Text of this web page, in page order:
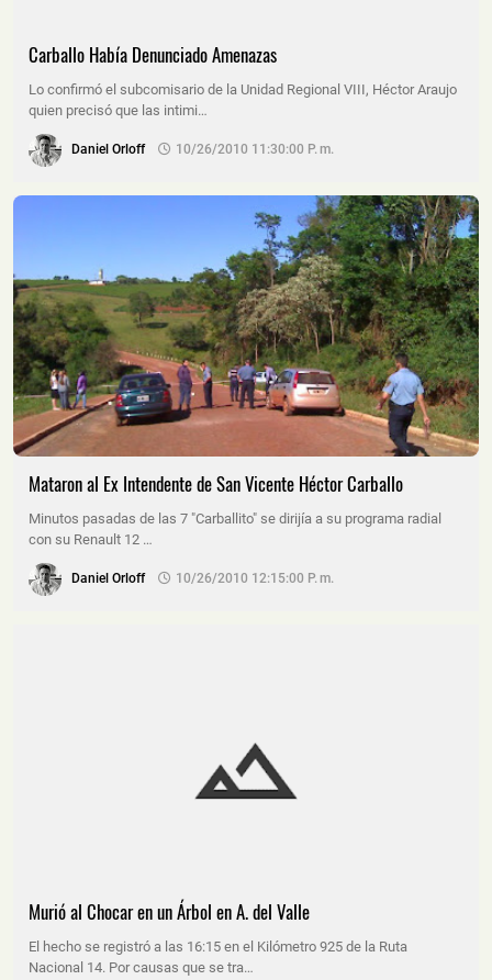
Carballo Había Denunciado Amenazas
Lo confirmó el subcomisario de la Unidad Regional VIII, Héctor Araujo
quien precisó que las intimi…
Daniel Orloff 10/26/2010 11:30:00 P. M.
Mataron al Ex Intendente de San Vicente Héctor Carballo
Minutos pasadas de las 7 "Carballito" se dirijía a su programa radial
con su Renault 12 …
Daniel Orloff 10/26/2010 12:15:00 P. M.
Murió al Chocar en un Árbol en A. del Valle
El hecho se registró a las 16:15 en el Kilómetro 925 de la Ruta
Nacional 14. Por causas que se tra…